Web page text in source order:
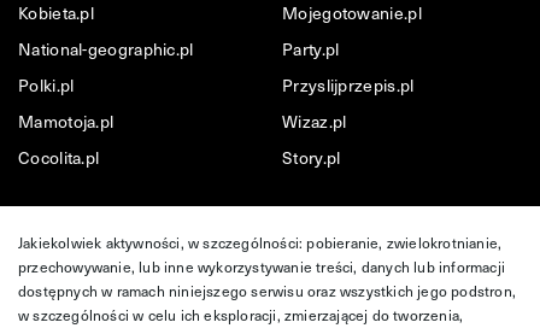
Kobieta.pl
Mojegotowanie.pl
National-geographic.pl
Party.pl
Polki.pl
Przyslijprzepis.pl
Mamotoja.pl
Wizaz.pl
Cocolita.pl
Story.pl
Jakiekolwiek aktywności, w szczególności: pobieranie, zwielokrotnianie,
przechowywanie, lub inne wykorzystywanie treści, danych lub informacji
dostępnych w ramach niniejszego serwisu oraz wszystkich jego podstron,
w szczególności w celu ich eksploracji, zmierzającej do tworzenia,